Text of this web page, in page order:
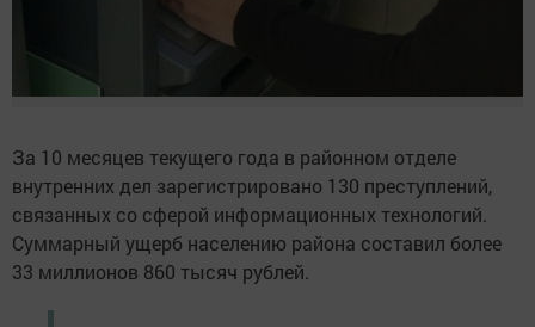
За 10 месяцев текущего года в районном отделе
внутренних дел зарегистрировано 130 преступлений,
связанных со сферой информационных технологий.
Суммарный ущерб населению района составил более
33 миллионов 860 тысяч рублей.